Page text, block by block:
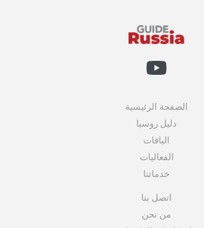
الصفحة الرئيسية
دليل روسيا
الباقات
الفعاليات
خدماتنا
اتصل بنا
من نحن